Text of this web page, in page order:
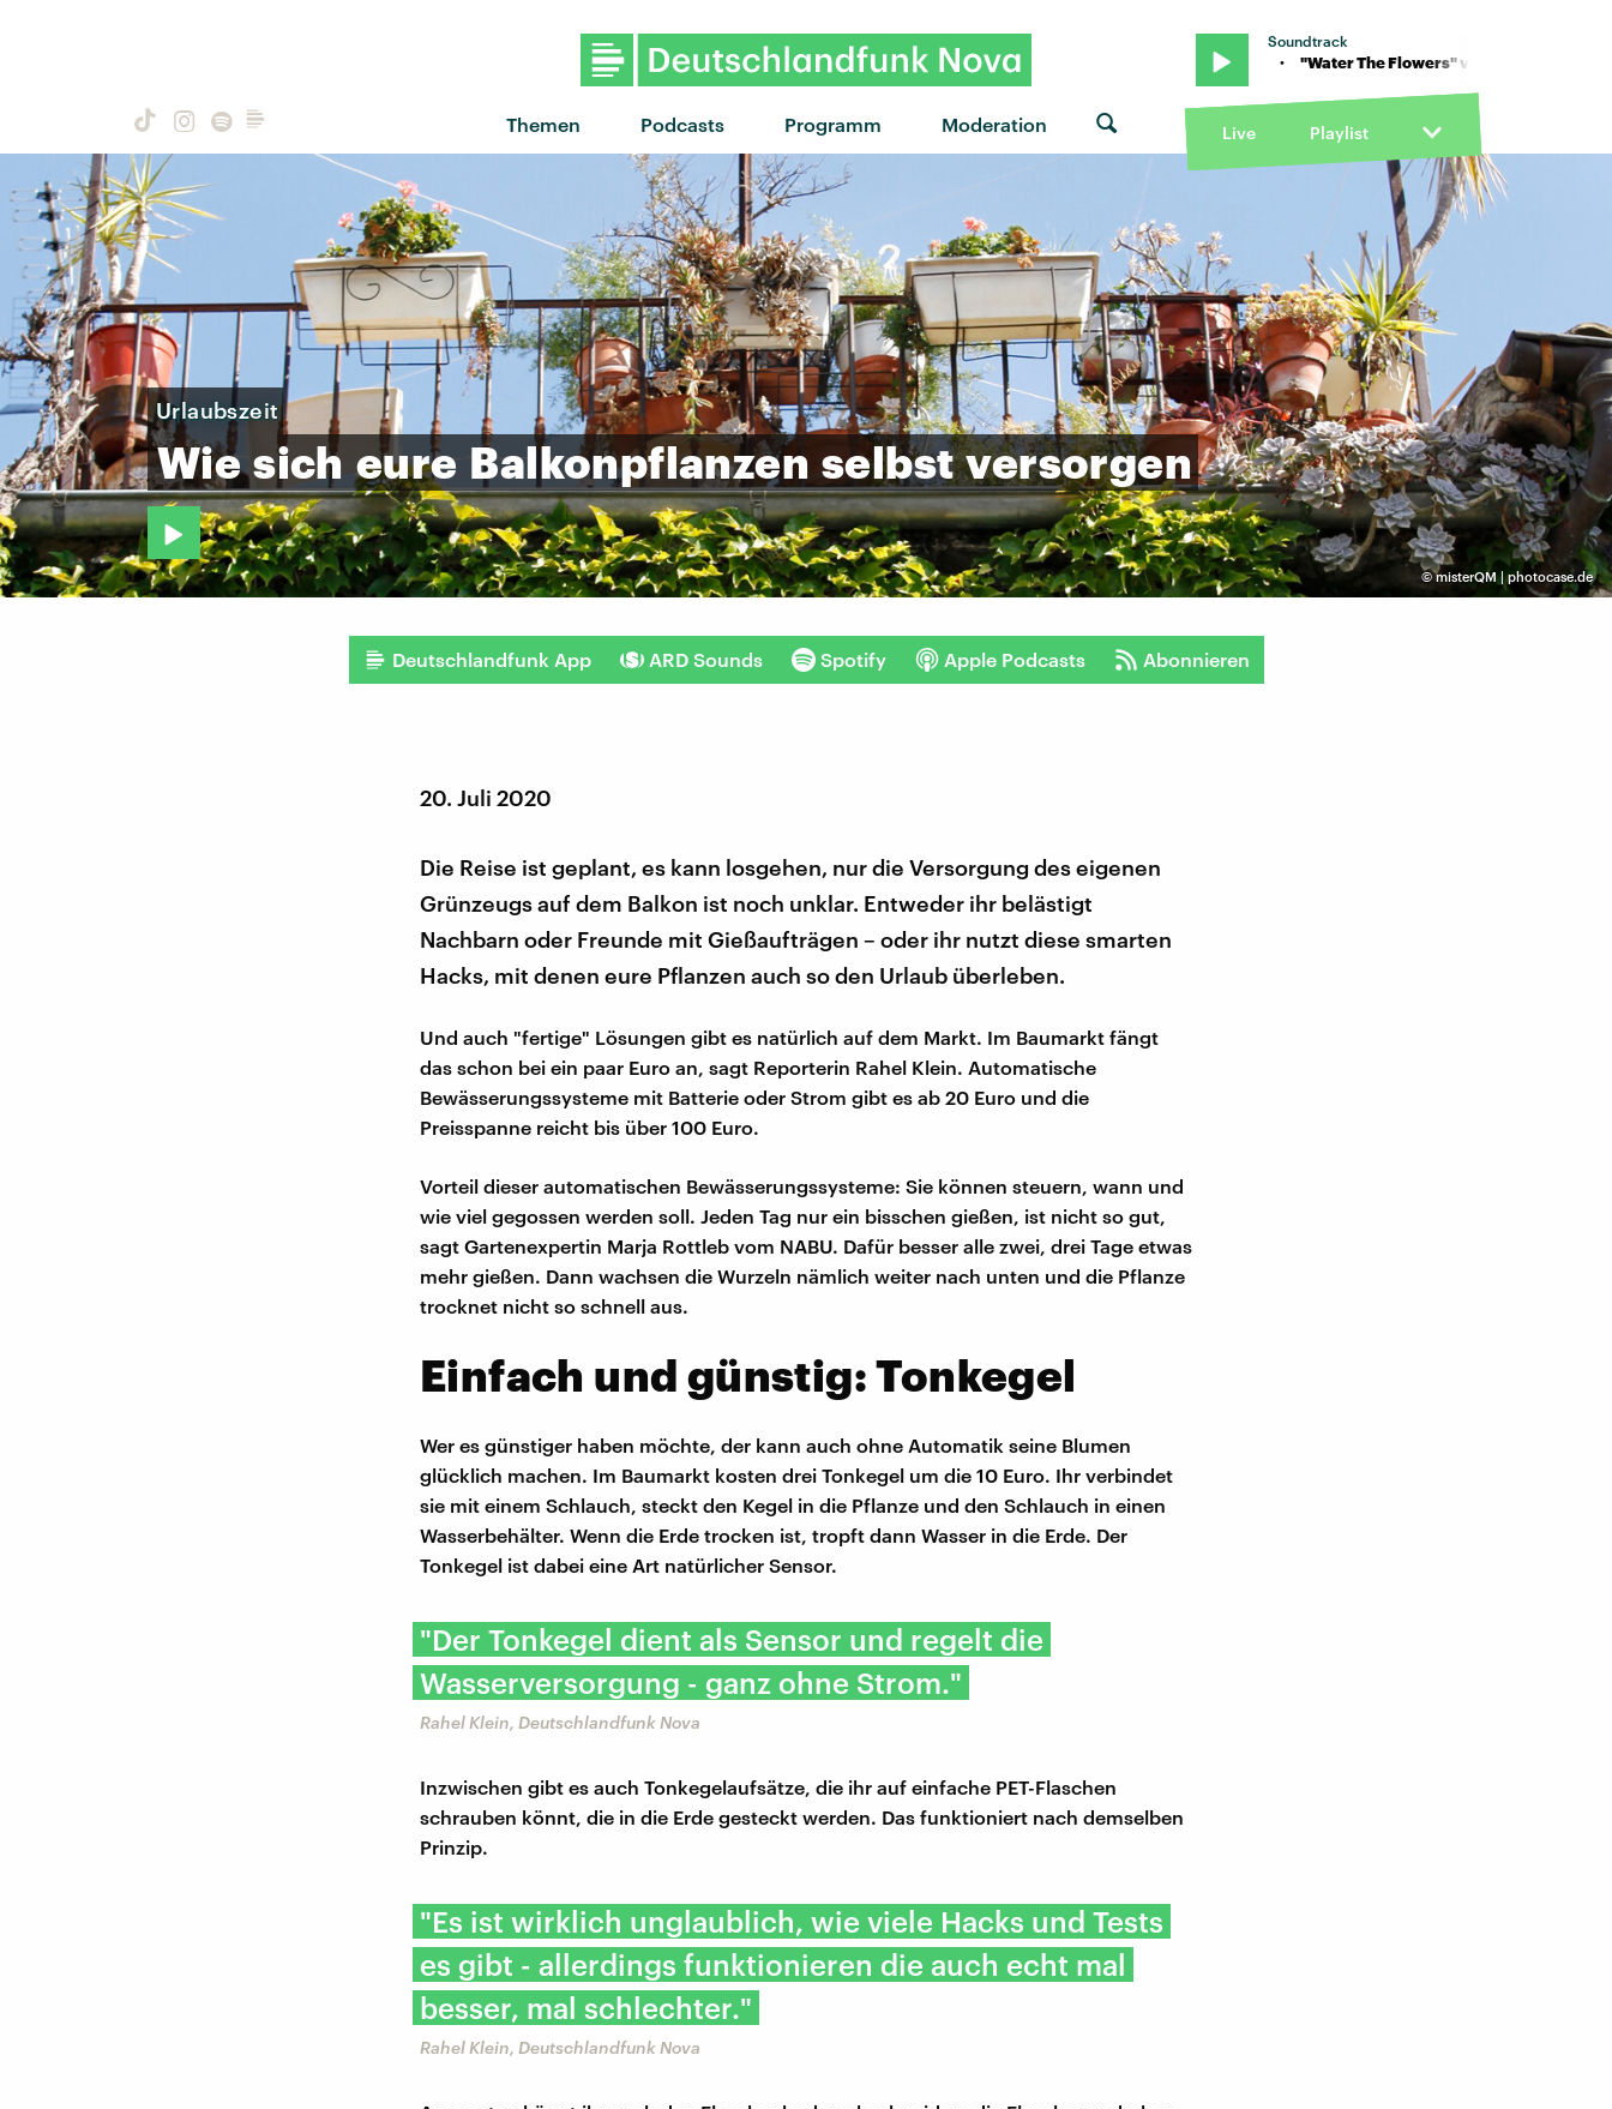
Themen Podcasts Programm Moderation
Soundtrack
"Water The Flowers" von Claire Rosinkranz · "Water The Flowers" von Claire Rosinkranz · "Water
Live Playlist
©misterQM | photocase.de
Urlaubszeit
Wie sich eure Balkonpflanzen selbst versorgen
Deutschlandfunk App ARD Sounds Spotify Apple Podcasts Abonnieren
20. Juli 2020
Die Reise ist geplant, es kann losgehen, nur die Versorgung des eigenen
Grünzeugs auf dem Balkon ist noch unklar. Entweder ihr belästigt
Nachbarn oder Freunde mit Gießaufträgen – oder ihr nutzt diese smarten
Hacks, mit denen eure Pflanzen auch so den Urlaub überleben.
Und auch "fertige" Lösungen gibt es natürlich auf dem Markt. Im Baumarkt fängt
das schon bei ein paar Euro an, sagt Reporterin Rahel Klein. Automatische
Bewässerungssysteme mit Batterie oder Strom gibt es ab 20 Euro und die
Preisspanne reicht bis über 100 Euro.
Vorteil dieser automatischen Bewässerungssysteme: Sie können steuern, wann und
wie viel gegossen werden soll. Jeden Tag nur ein bisschen gießen, ist nicht so gut,
sagt Gartenexpertin Marja Rottleb vom NABU. Dafür besser alle zwei, drei Tage etwas
mehr gießen. Dann wachsen die Wurzeln nämlich weiter nach unten und die Pflanze
trocknet nicht so schnell aus.
Einfach und günstig: Tonkegel
Wer es günstiger haben möchte, der kann auch ohne Automatik seine Blumen
glücklich machen. Im Baumarkt kosten drei Tonkegel um die 10 Euro. Ihr verbindet
sie mit einem Schlauch, steckt den Kegel in die Pflanze und den Schlauch in einen
Wasserbehälter. Wenn die Erde trocken ist, tropft dann Wasser in die Erde. Der
Tonkegel ist dabei eine Art natürlicher Sensor.
"Der Tonkegel dient als Sensor und regelt die
Wasserversorgung - ganz ohne Strom."
Rahel Klein, Deutschlandfunk Nova
Inzwischen gibt es auch Tonkegelaufsätze, die ihr auf einfache PET-Flaschen
schrauben könnt, die in die Erde gesteckt werden. Das funktioniert nach demselben
Prinzip.
"Es ist wirklich unglaublich, wie viele Hacks und Tests
es gibt - allerdings funktionieren die auch echt mal
besser, mal schlechter."
Rahel Klein, Deutschlandfunk Nova